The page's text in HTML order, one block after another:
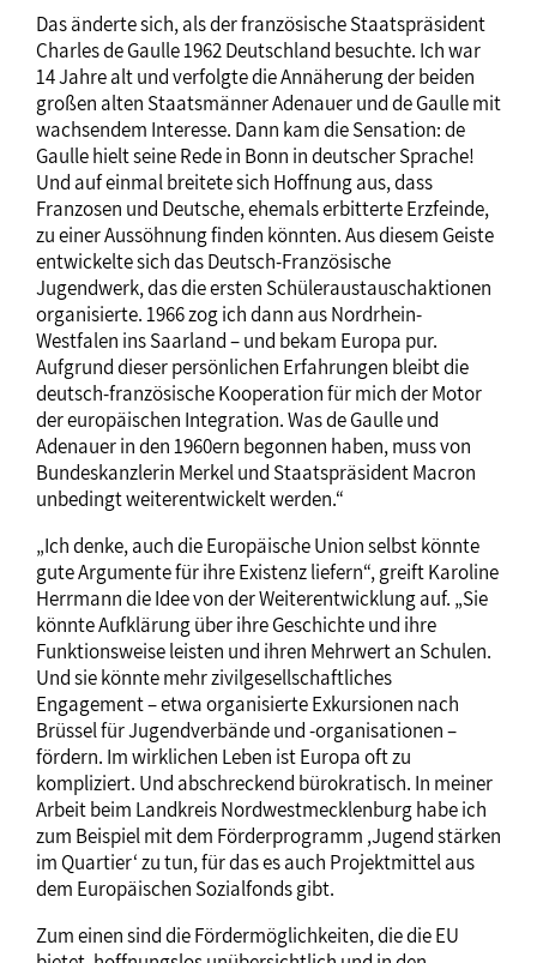
Das änderte sich, als der französische Staatspräsident
Charles de Gaulle 1962 Deutschland besuchte. Ich war
14 Jahre alt und verfolgte die Annäherung der beiden
großen alten Staatsmänner Adenauer und de Gaulle mit
wachsendem Interesse. Dann kam die Sensation: de
Gaulle hielt seine Rede in Bonn in deutscher Sprache!
Und auf einmal breitete sich Hoffnung aus, dass
Franzosen und Deutsche, ehemals erbitterte Erzfeinde,
zu einer Aussöhnung finden könnten. Aus diesem Geiste
entwickelte sich das Deutsch-Französische
Jugendwerk, das die ersten Schüleraustauschaktionen
organisierte. 1966 zog ich dann aus Nordrhein-
Westfalen ins Saarland – und bekam Europa pur.
Aufgrund dieser persönlichen Erfahrungen bleibt die
deutsch-französische Kooperation für mich der Motor
der europäischen Integration. Was de Gaulle und
Adenauer in den 1960ern begonnen haben, muss von
Bundeskanzlerin Merkel und Staatspräsident Macron
unbedingt weiterentwickelt werden.“
„Ich denke, auch die Europäische Union selbst könnte
gute Argumente für ihre Existenz liefern“, greift Karoline
Herrmann die Idee von der Weiterentwicklung auf. „Sie
könnte Aufklärung über ihre Geschichte und ihre
Funktionsweise leisten und ihren Mehrwert an Schulen.
Und sie könnte mehr zivilgesellschaftliches
Engagement – etwa organisierte Exkursionen nach
Brüssel für Jugendverbände und -organisationen –
fördern. Im wirklichen Leben ist Europa oft zu
kompliziert. Und abschreckend bürokratisch. In meiner
Arbeit beim Landkreis Nordwestmecklenburg habe ich
zum Beispiel mit dem Förderprogramm ,Jugend stärken
im Quartier‘ zu tun, für das es auch Projektmittel aus
dem Europäischen Sozialfonds gibt.
Zum einen sind die Fördermöglichkeiten, die die EU